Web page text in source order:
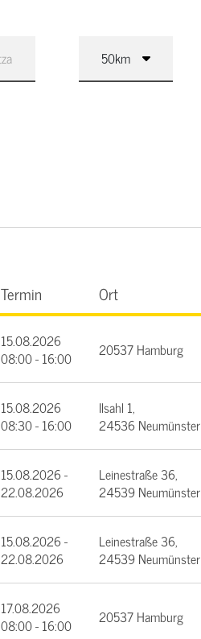
Termin Ort
15.08.2026
08:00 - 16:00
20537 Hamburg
15.08.2026
08:30 - 16:00
Ilsahl 1,
24536 Neumünster
15.08.2026 -
22.08.2026
Leinestraße 36,
24539 Neumünster
15.08.2026 -
22.08.2026
Leinestraße 36,
24539 Neumünster
17.08.2026
08:00 - 16:00
20537 Hamburg